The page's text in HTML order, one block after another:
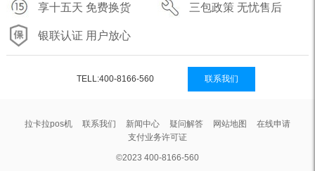
享十五天 免费换货 三包政策 无忧售后
银联认证 用户放心
TELL:400-8166-560 联系我们
拉卡拉pos机 联系我们 新闻中心 疑问解答 网站地图
在线申请
支付业务许可证
©2023 400-8166-560